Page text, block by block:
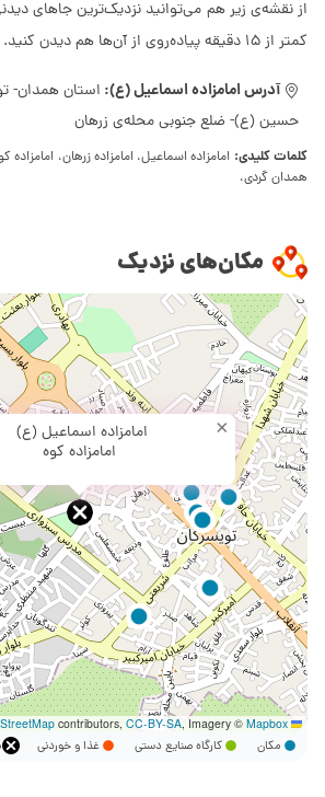
از نقشه‌ی زیر هم می‌توانید نزدیک‌ترین جاهای
کمتر از 15 دقیقه پیاده‌روی از آن‌ها هم دیدن کنید. همراه
آدرس امامزاده اسماعیل (ع): استان همدان-
حسین (ع)- ضلع جنوبی محله‌ی زرهان
کلمات کلیدی: امامزاده اسماعیل، امامزاده زرهان،
همدان گردی،
مکان‌های نزدیک
امامزاده اسماعیل (ع)
امامزاده کوه
×
Leaflet
contributors, CC-BY-SA, Imagery © Mapbox
مکان کارگاه صنایع دستی غذا و خوردنی